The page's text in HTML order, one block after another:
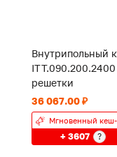
Внутрипольный
решетки
36 067.00 ₽
Мгновенный
+ 3607 ?